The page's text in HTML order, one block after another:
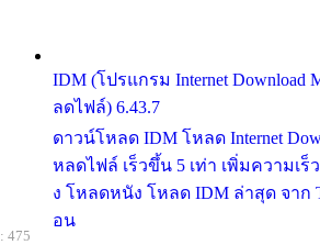
IDM (โปรแกรม Internet Download
ลดไฟล์) 6.43.7
ดาวน์โหลด IDM โหลด Internet
หลดไฟล์ เร็วขึ้น 5 เท่า เพิ่มความเ
ง โหลดหนัง โหลด IDM ล่าสุด จาก
อน
475